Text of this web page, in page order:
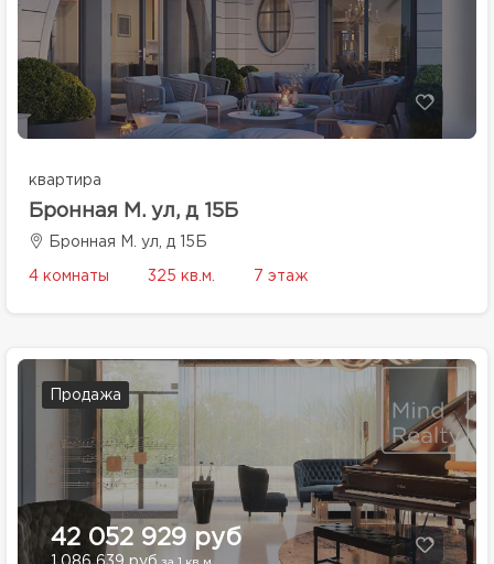
квартира
Бронная М. ул, д 15Б
Бронная М. ул, д 15Б
4 комнаты 325 кв.м. 7 этаж
Продажа
42 052 929 руб